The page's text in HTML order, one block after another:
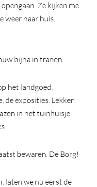
Ze kijken me
weer naar huis.
bijna in tranen.
het landgoed.
de exposities. Lekker
in het tuinhuisje.
bewaren. De Borg!
laten we nu eerst de